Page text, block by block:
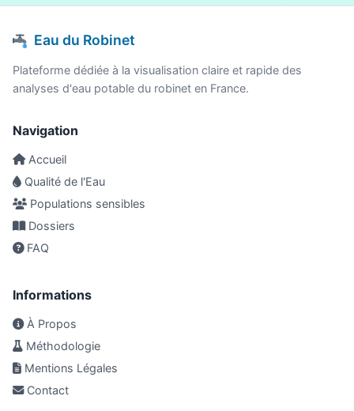
Eau du Robinet
Plateforme dédiée à la visualisation claire et rapide des
analyses d'eau potable du robinet en France.
Navigation
Accueil
Qualité de l'Eau
Populations sensibles
Dossiers
FAQ
Informations
À Propos
Méthodologie
Mentions Légales
Contact